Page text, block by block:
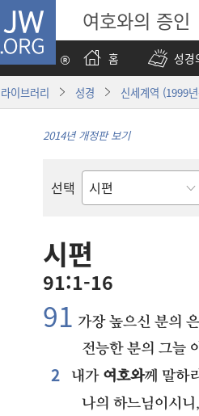
JW.ORG 여호와의 증인
홈
성경
라이브러리 성경 신세계역 (1999
2014년 개정판 보기
선택
성경의
시편
91:1-16
91⁠ 가장 높으신 분의
전능한 분의 그늘
2⁠ 내가 여호와께 말하
나의 하느님이시